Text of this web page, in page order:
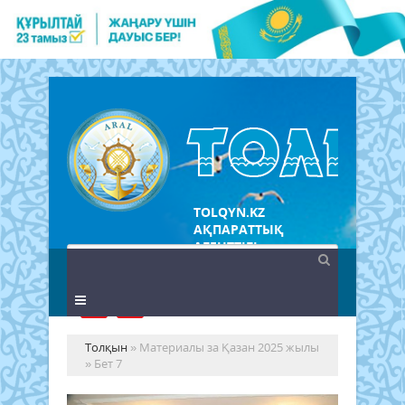
TOLQYN.KZ
АҚПАРАТТЫҚ
АГЕНТТІГІ
Толқын » Материалы за Қазан 2025 жылы
» Бет 7